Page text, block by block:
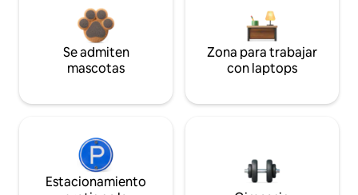
Se admiten
mascotas
Zona para trabajar
con laptops
Estacionamiento